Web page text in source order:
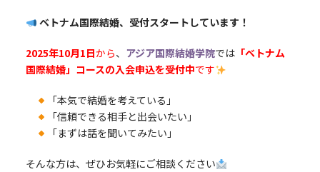
ベトナム国際結婚、受付スタートしています！
2025年10月1日から、 アジア国際結婚学院では「ベトナム
国際結婚」コースの入会申込を受付中です
「本気で結婚を考えている」
「信頼できる相手と出会いたい」
「まずは話を聞いてみたい」
そんな方は、ぜひお気軽にご相談ください